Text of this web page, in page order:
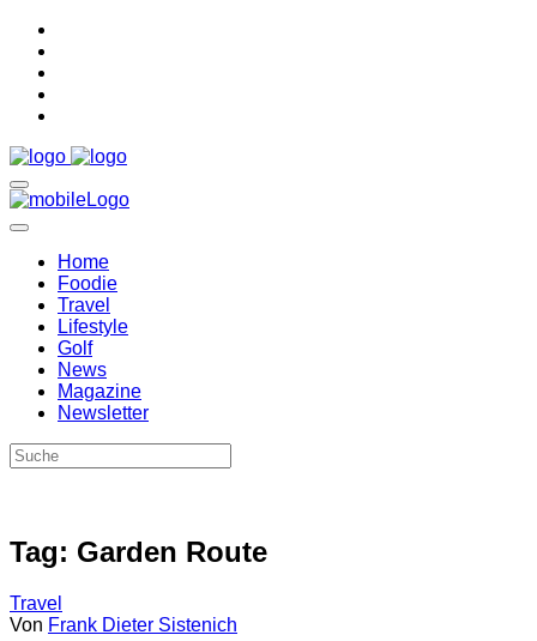
Home
Foodie
Travel
Lifestyle
Golf
News
Magazine
Newsletter
Tag: Garden Route
Travel
Von Frank Dieter Sistenich